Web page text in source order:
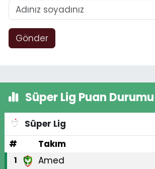
Gönder
Süper Lig Puan Durumu
Süper Lig
#
Takım
1 Amed